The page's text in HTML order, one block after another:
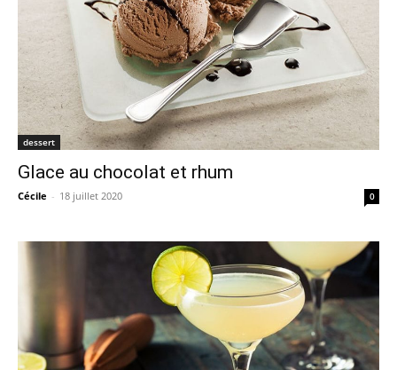
dessert
Glace au chocolat et rhum
Cécile - 18 juillet 2020 0